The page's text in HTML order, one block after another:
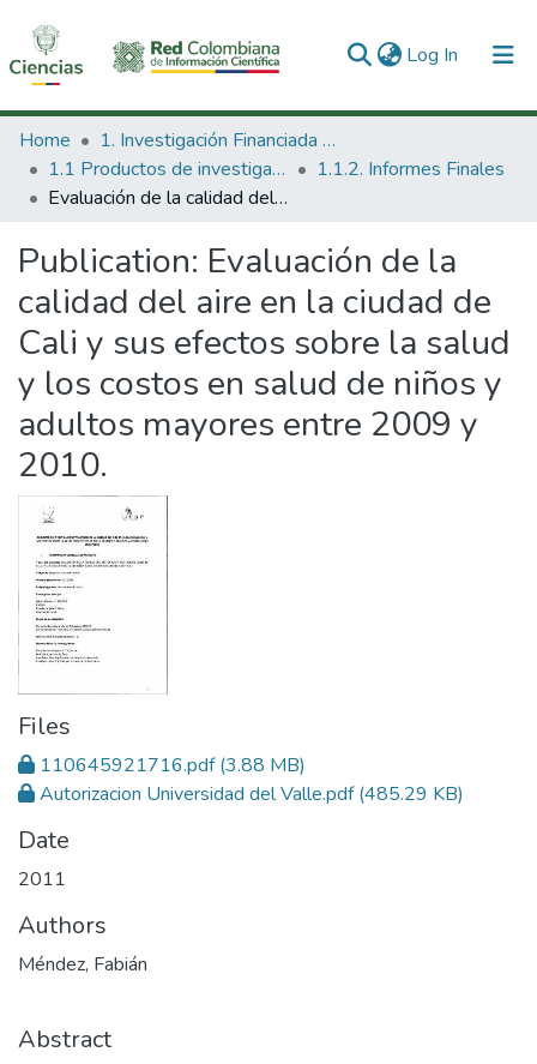
Log In (current)
Communities & Collections
All of DSpace
Home
1. Investigación Financiada con Recursos Públicos
1.1 Productos de investigación
1.1.2. Informes Finales
Evaluación de la calidad del aire en la ciudad de Cali y sus efectos sobre la salud y los costos en salud de niños y adultos mayores entre 2009 y 2010.
Publication: Evaluación de la
calidad del aire en la ciudad de
Cali y sus efectos sobre la salud
y los costos en salud de niños y
adultos mayores entre 2009 y
2010.
Files
110645921716.pdf(3.88 MB)
Autorizacion Universidad del Valle.pdf(485.29 KB)
Date
2011
Authors
Méndez, Fabián
Abstract